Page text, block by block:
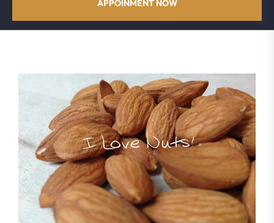
APPOINMENT NOW